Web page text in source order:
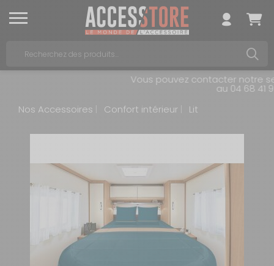
Vous pouvez contacter notre
au 04 68 41
Nos Accessoires
Confort intérieur Lit